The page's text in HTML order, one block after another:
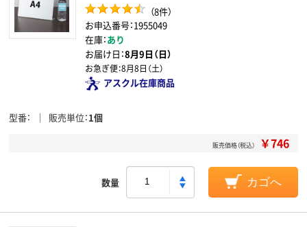
（8件）
お申込番号：1955049
在庫：あり
お届け日：8月9日（日）
お急ぎ便：8月8日（土）
アスクル在庫商品
型番 販売単位 1個
販売価格（税込） ￥746
数量 カゴへ